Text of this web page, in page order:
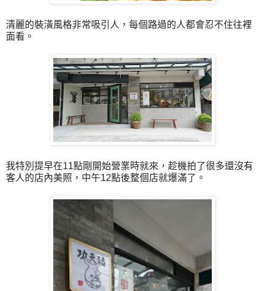
清麗的裝潢風格非常吸引人，每個路過的人都會忍不住往裡
面看。
我特別提早在11點剛開始營業時就來，趁機拍了很多還沒有
客人的店內美照，中午12點後整個店就爆滿了。